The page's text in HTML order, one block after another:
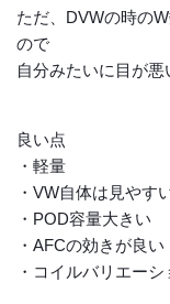
ただ、DVWの時の
ので
自分みたいに目が悪
良い点
・軽量
・VW自体は見やす
・POD容量大きい
・AFCの効きが良い
・コイルバリエーシ